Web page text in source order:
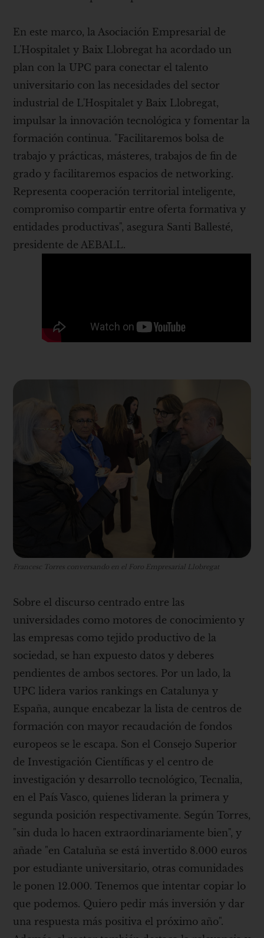
En este marco, la Asociación Empresarial de
L'Hospitalet y Baix Llobregat ha acordado un
plan con la UPC para conectar el talento
universitario con las necesidades del sector
industrial de L'Hospitalet y Baix Llobregat,
impulsar la innovación tecnológica y fomentar la
formación continua. "Facilitaremos bolsa de
trabajo y prácticas, másteres, trabajos de fin de
grado y facilitaremos espacios de networking.
Representa cooperación territorial inteligente,
compromiso compartir entre oferta formativa y
entidades productivas", asegura Santi Ballesté,
presidente de AEBALL.
Francesc Torres conversando en el Foro Empresarial Llobregat
Sobre el discurso centrado entre las
universidades como motores de conocimiento y
las empresas como tejido productivo de la
sociedad, se han expuesto datos y deberes
pendientes de ambos sectores. Por un lado, la
UPC lidera varios rankings en Catalunya y
España, aunque encabezar la lista de centros de
formación con mayor recaudación de fondos
europeos se le escapa. Son el Consejo Superior
de Investigación Científicas y el centro de
investigación y desarrollo tecnológico, Tecnalia,
en el País Vasco, quienes lideran la primera y
segunda posición respectivamente. Según Torres,
"sin duda lo hacen extraordinariamente bien", y
añade "en Cataluña se está invertido 8.000 euros
por estudiante universitario, otras comunidades
le ponen 12.000. Tenemos que intentar copiar lo
que podemos. Quiero pedir más inversión y dar
una respuesta más positiva el próximo año".